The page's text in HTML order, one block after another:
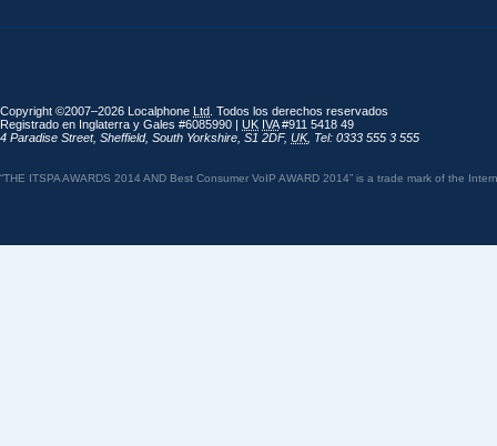
Copyright ©2007–2026 Localphone Ltd . Todos los derechos reservados
Registrado en Inglaterra y Gales #6085990 | UK IVA#911 5418 49
4 Paradise Street, Sheffield, South Yorkshire S1 2DF, UK, Tel: 0333 555 3 555
“THE ITSPA AWARDS 2014 AND Best Consumer VoIP AWARD 2014” is a trade mark of the